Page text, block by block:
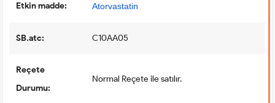
Etkin madde: Atorvastatin
SB.atc: C10AA05
Reçete
Durumu:
Normal Reçete ile satılır.